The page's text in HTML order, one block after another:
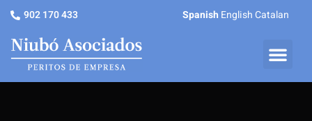
902 170 433 Spanish EnglishCatalan